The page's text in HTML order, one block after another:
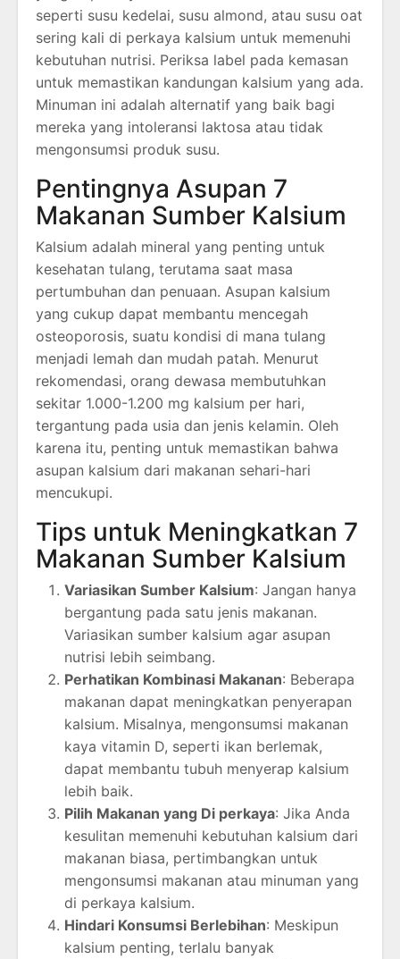
seperti susu kedelai, susu almond, atau susu oat
sering kali di perkaya kalsium untuk memenuhi
kebutuhan nutrisi. Periksa label pada kemasan
untuk memastikan kandungan kalsium yang ada.
Minuman ini adalah alternatif yang baik bagi
mereka yang intoleransi laktosa atau tidak
mengonsumsi produk susu.
Pentingnya Asupan 7
Makanan Sumber Kalsium
Kalsium adalah mineral yang penting untuk
kesehatan tulang, terutama saat masa
pertumbuhan dan penuaan. Asupan kalsium
yang cukup dapat membantu mencegah
osteoporosis, suatu kondisi di mana tulang
menjadi lemah dan mudah patah. Menurut
rekomendasi, orang dewasa membutuhkan
sekitar 1.000-1.200 mg kalsium per hari,
tergantung pada usia dan jenis kelamin. Oleh
karena itu, penting untuk memastikan bahwa
asupan kalsium dari makanan sehari-hari
mencukupi.
Tips untuk Meningkatkan 7
Makanan Sumber Kalsium
Variasikan Sumber Kalsium: Jangan hanya
bergantung pada satu jenis makanan.
Variasikan sumber kalsium agar asupan
nutrisi lebih seimbang.
Perhatikan Kombinasi Makanan: Beberapa
makanan dapat meningkatkan penyerapan
kalsium. Misalnya, mengonsumsi makanan
kaya vitamin D, seperti ikan berlemak,
dapat membantu tubuh menyerap kalsium
lebih baik.
Pilih Makanan yang Di perkaya: Jika Anda
kesulitan memenuhi kebutuhan kalsium dari
makanan biasa, pertimbangkan untuk
mengonsumsi makanan atau minuman yang
di perkaya kalsium.
Hindari Konsumsi Berlebihan: Meskipun
kalsium penting, terlalu banyak